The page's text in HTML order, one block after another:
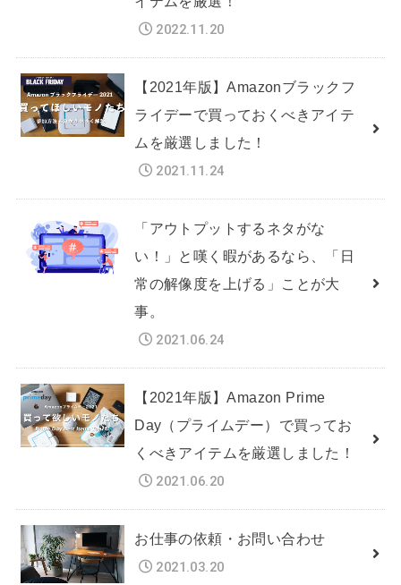
2022.11.20
【2021年版】Amazonブラックフ
ライデーで買っておくべきアイテ
ムを厳選しました！
2021.11.24
「アウトプットするネタがな
い！」と嘆く暇があるなら、「日
常の解像度を上げる」ことが大
事。
2021.06.24
【2021年版】Amazon Prime
Day（プライムデー）で買ってお
くべきアイテムを厳選しました！
2021.06.20
お仕事の依頼・お問い合わせ
2021.03.20